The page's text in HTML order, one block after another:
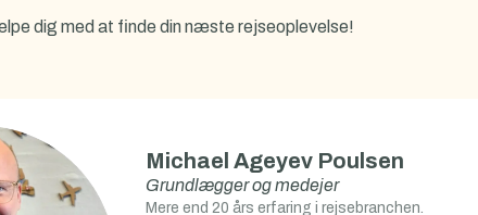
dig med at finde din næste rejseoplevelse!
Michael Ageyev Poulsen
Grundlægger og medejer
Mere end 20 års erfaring i rejsebranchen.